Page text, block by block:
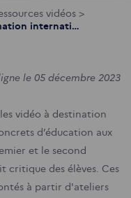
vidéos >
L'information internationale dans les JT : repérer les sources
le 05 décembre 2023
vidéo à destination
d’éducation aux
et le second
critique des élèves. Ces
à partir d'ateliers